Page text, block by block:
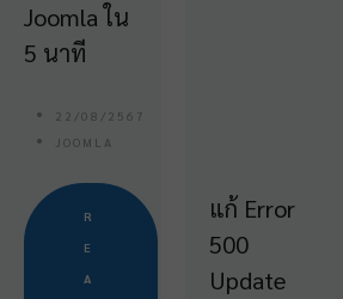
Joomla ใน
5 นาที
22/08/2567
JOOMLA
R
E
A
แก้ Error
500
Update